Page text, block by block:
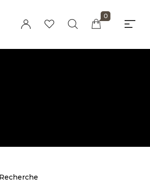
sell creative assets,
0
Recherche